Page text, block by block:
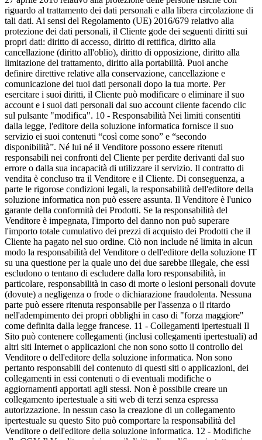
riguardo al trattamento dei dati personali e alla libera circolazione di
tali dati. Ai sensi del Regolamento (UE) 2016/679 relativo alla
protezione dei dati personali, il Cliente gode dei seguenti diritti sui
propri dati: diritto di accesso, diritto di rettifica, diritto alla
cancellazione (diritto all'oblio), diritto di opposizione, diritto alla
limitazione del trattamento, diritto alla portabilità. Puoi anche
definire direttive relative alla conservazione, cancellazione e
comunicazione dei tuoi dati personali dopo la tua morte. Per
esercitare i suoi diritti, il Cliente può modificare o eliminare il suo
account e i suoi dati personali dal suo account cliente facendo clic
sul pulsante "modifica". 10 - Responsabilità Nei limiti consentiti
dalla legge, l'editore della soluzione informatica fornisce il suo
servizio ei suoi contenuti “così come sono” e “secondo
disponibilità”. Né lui né il Venditore possono essere ritenuti
responsabili nei confronti del Cliente per perdite derivanti dal suo
errore o dalla sua incapacità di utilizzare il servizio. Il contratto di
vendita è concluso tra il Venditore e il Cliente. Di conseguenza, a
parte le rigorose condizioni legali, la responsabilità dell'editore della
soluzione informatica non può essere assunta. Il Venditore è l'unico
garante della conformità dei Prodotti. Se la responsabilità del
Venditore è impegnata, l'importo del danno non può superare
l'importo totale cumulativo dei prezzi di acquisto dei Prodotti che il
Cliente ha pagato nel suo ordine. Ciò non include né limita in alcun
modo la responsabilità del Venditore o dell'editore della soluzione IT
su una questione per la quale uno dei due sarebbe illegale, che essi
escludono o tentano di escludere dalla loro responsabilità, in
particolare, responsabilità in caso di morte o lesioni personali dovute
(dovute) a negligenza o frode o dichiarazione fraudolenta. Nessuna
parte può essere ritenuta responsabile per l'assenza o il ritardo
nell'adempimento dei propri obblighi in caso di "forza maggiore"
come definita dalla legge francese. 11 - Collegamenti ipertestuali Il
Sito può contenere collegamenti (inclusi collegamenti ipertestuali) ad
altri siti Internet o applicazioni che non sono sotto il controllo del
Venditore o dell'editore della soluzione informatica. Non sono
pertanto responsabili del contenuto di questi siti o applicazioni, dei
collegamenti in essi contenuti o di eventuali modifiche o
aggiornamenti apportati agli stessi. Non è possibile creare un
collegamento ipertestuale a siti web di terzi senza espressa
autorizzazione. In nessun caso la creazione di un collegamento
ipertestuale su questo Sito può comportare la responsabilità del
Venditore o dell'editore della soluzione informatica. 12 - Modifiche